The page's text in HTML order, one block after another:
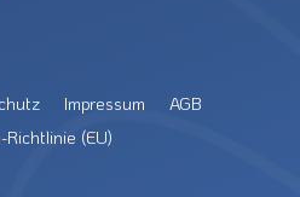
Impressum
AGB
Richtlinie (EU)